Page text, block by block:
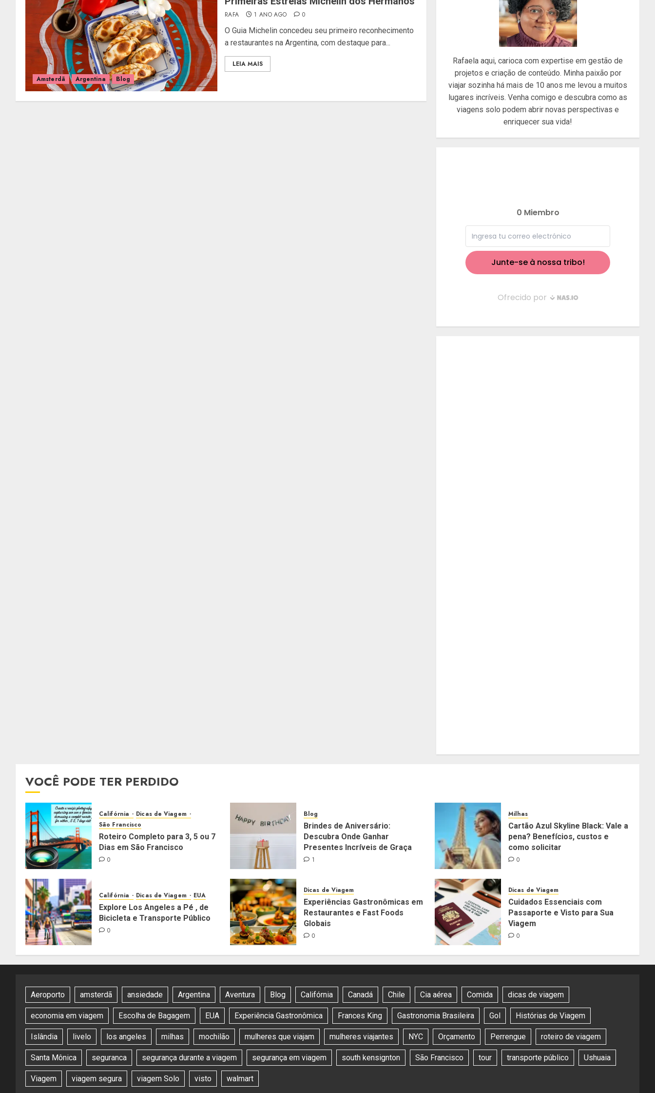
Amsterdã Argentina Blog
RAFA 1 ANO AGO 0
O Guia Michelin concedeu seu primeiro reconhecimento
a restaurantes na Argentina, com destaque para...
LEIA MAIS
Rafaela aqui, carioca com expertise em gestão de
projetos e criação de conteúdo. Minha paixão por
viajar sozinha há mais de 10 anos me levou a muitos
lugares incríveis. Venha comigo e descubra como as
viagens solo podem abrir novas perspectivas e
enriquecer sua vida!
VOCÊ PODE TER PERDIDO
Califórnia
Dicas de Viagem
São Francisco
Roteiro Completo para 3, 5 ou 7
Dias em São Francisco
0
Blog
Brindes de Aniversário:
Descubra Onde Ganhar
Presentes Incríveis de Graça
1
Milhas
Cartão Azul Skyline Black: Vale a
pena? Benefícios, custos e
como solicitar
0
Califórnia Dicas de Viagem EUA
Explore Los Angeles a Pé , de
Bicicleta e Transporte Público
0
Dicas de Viagem
Experiências Gastronômicas em
Restaurantes e Fast Foods
Globais
0
Dicas de Viagem
Cuidados Essenciais com
Passaporte e Visto para Sua
Viagem
0
Aeroporto amsterdã ansiedade Argentina Aventura Blog Califórnia Canadá Chile Cia aérea Comida dicas de viagem
economia em viagem Escolha de Bagagem EUA Experiência Gastronômica Frances King Gastronomia Brasileira Gol Histórias de Viagem
Islândia livelo los angeles milhas mochilão mulheres que viajam mulheres viajantes NYC Orçamento Perrengue roteiro de viagem
Santa Mônica seguranca segurança durante a viagem segurança em viagem south kensignton São Francisco tour transporte público Ushuaia
Viagem viagem segura viagem Solo visto walmart